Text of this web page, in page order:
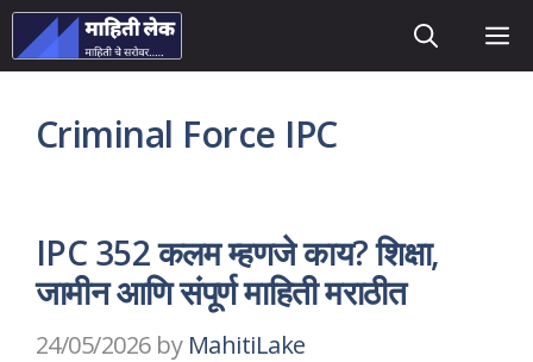
Skip
to
Criminal Force IPC
IPC 352 कलम म्हणजे काय? शिक्षा,
जामीन आणि संपूर्ण माहिती मराठीत
24/05/2026 by MahitiLake